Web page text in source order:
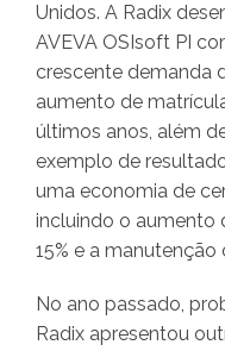
Unidos. A Radix
AVEVA OSIsoft PI
crescente demanda
aumento de
últimos anos, além
exemplo de
uma economia de
incluindo o aumento
15% e a manutenção
No ano passado,
Radix apresentou